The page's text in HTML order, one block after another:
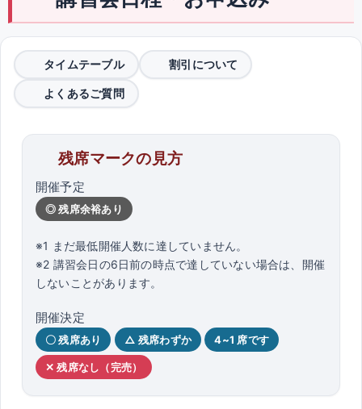
タイムテーブル 割引について
よくあるご質問
残席マークの見方
開催予定
◎ 残席余裕あり
※1 まだ最低開催人数に達していません。
※2 講習会日の6日前の時点で達していない場合は、開催
しないことがあります。
開催決定
〇 残席あり △ 残席わずか 4~1 席です
✕ 残席なし（完売）